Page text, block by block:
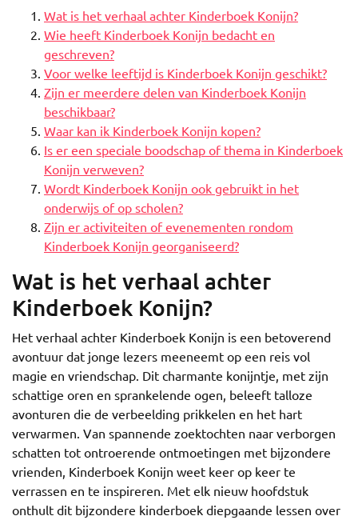
Wat is het verhaal achter Kinderboek Konijn?
Wie heeft Kinderboek Konijn bedacht en
geschreven?
Voor welke leeftijd is Kinderboek Konijn geschikt?
Zijn er meerdere delen van Kinderboek Konijn
beschikbaar?
Waar kan ik Kinderboek Konijn kopen?
Is er een speciale boodschap of thema in Kinderboek
Konijn verweven?
Wordt Kinderboek Konijn ook gebruikt in het
onderwijs of op scholen?
Zijn er activiteiten of evenementen rondom
Kinderboek Konijn georganiseerd?
Wat is het verhaal achter
Kinderboek Konijn?
Het verhaal achter Kinderboek Konijn is een betoverend
avontuur dat jonge lezers meeneemt op een reis vol
magie en vriendschap. Dit charmante konijntje, met zijn
schattige oren en sprankelende ogen, beleeft talloze
avonturen die de verbeelding prikkelen en het hart
verwarmen. Van spannende zoektochten naar verborgen
schatten tot ontroerende ontmoetingen met bijzondere
vrienden, Kinderboek Konijn weet keer op keer te
verrassen en te inspireren. Met elk nieuw hoofdstuk
onthult dit bijzondere kinderboek diepgaande lessen over